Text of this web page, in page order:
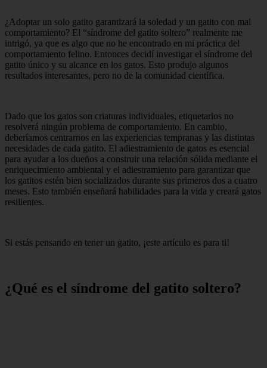
¿Adoptar un solo gatito garantizará la soledad y un gatito con mal
comportamiento? El “síndrome del gatito soltero” realmente me
intrigó, ya que es algo que no he encontrado en mi práctica del
comportamiento felino. Entonces decidí investigar el síndrome del
gatito único y su alcance en los gatos. Esto produjo algunos
resultados interesantes, pero no de la comunidad científica.
Dado que los gatos son criaturas individuales, etiquetarlos no
resolverá ningún problema de comportamiento. En cambio,
deberíamos centrarnos en las experiencias tempranas y las distintas
necesidades de cada gatito. El adiestramiento de gatos es esencial
para ayudar a los dueños a construir una relación sólida mediante el
enriquecimiento ambiental y el adiestramiento para garantizar que
los gatitos estén bien socializados durante sus primeros dos a cuatro
meses. Esto también enseñará habilidades para la vida y creará gatos
resilientes.
Si estás pensando en tener un gatito, ¡este artículo es para ti!
¿Qué es el síndrome del gatito soltero?